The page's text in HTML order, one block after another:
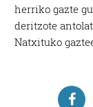
herriko gazte
deritzote
Natxituko